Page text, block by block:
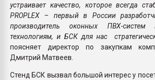
устраивает качество, которое всегда
PROPLEX – первый в России
производитель оконных ПВХ-систем
технологиям, и БСК для нас
поясняет директор по закупкам
Дмитрий Матвеев.
Стенд БСК вызвал большой интерес у